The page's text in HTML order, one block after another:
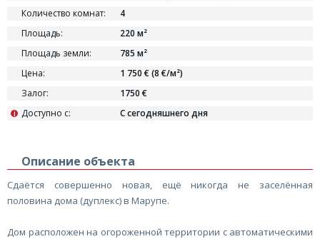
Количество комнат:
4
Площадь:
220 м²
Площадь земли:
785 м²
Цена:
1 750 € (8 €/м²)
Залог:
1750 €
Доступно с:
i С сегодняшнего дня
Описание объекта
Сдаётся совершенно новая, ещё никогда не заселённая
половина дома (дуплекс) в Марупе.
Дом расположен на огороженной территории с автоматическими